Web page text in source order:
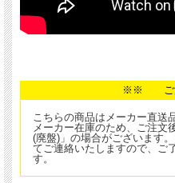
※※ ご
こちらの商品はメーカー直送
メーカー在庫のため、ご注文
(廃盤)」の場合がございます
てご連絡いたしますので、ご
す。